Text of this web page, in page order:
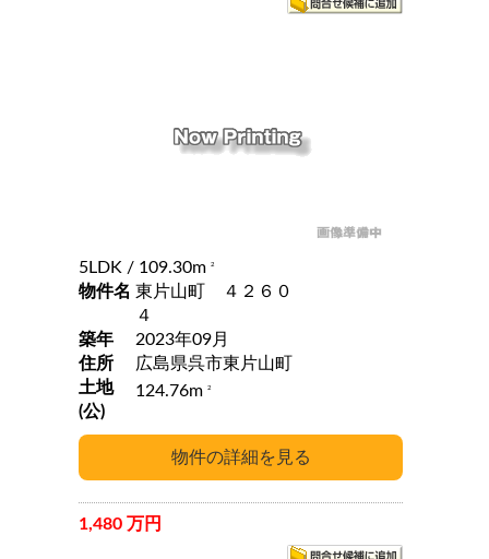
5LDK / 109.30m 2
物件名 東片山町 ４２６０
４
築年
2023年09月
住所
広島県呉市東片山町
土地
(公)
124.76m 2
1,480 万円